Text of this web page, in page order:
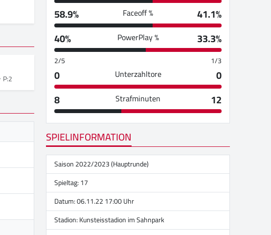
P:2
58.9%
Faceoff %
41.1%
40%
PowerPlay % 33.3%
2/5 1/3
0 Unterzahltore
0
8
Strafminuten 12
SPIELINFORMATION
Saison 2022/2023 (Hauptrunde)
Spieltag: 17
Datum: 06.11.22 17:00 Uhr
Stadion:Kunsteisstadion im Sahnpark